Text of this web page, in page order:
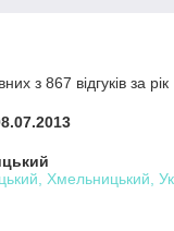
з 867 відгуків за рік
Хмельницький,